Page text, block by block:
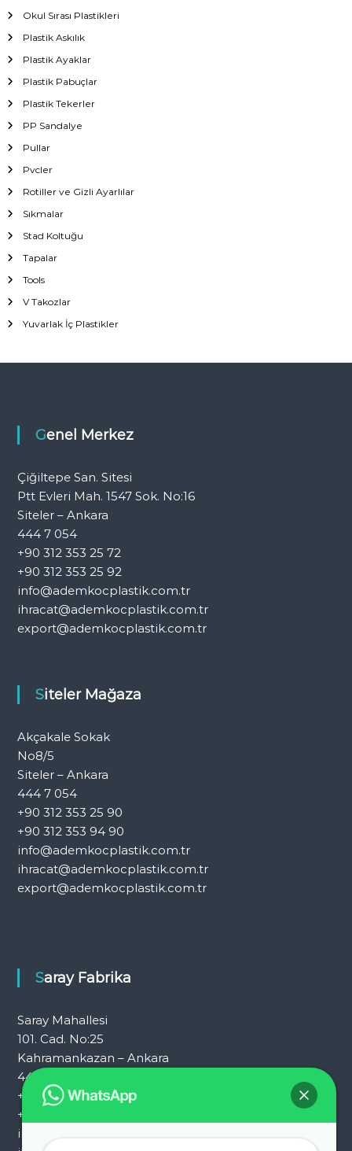
Okul Sırası Plastikleri
Plastik Askılık
Plastik Ayaklar
Plastik Pabuçlar
Plastik Tekerler
PP Sandalye
Pullar
Pvcler
Rotiller ve Gizli Ayarlılar
Sıkmalar
Stad Koltuğu
Tapalar
Tools
V Takozlar
Yuvarlak İç Plastikler
Genel Merkez
Çiğiltepe San. Sitesi
Ptt Evleri Mah. 1547 Sok. No:16
Siteler – Ankara
444 7 054
+90 312 353 25 72
+90 312 353 25 92
info@ademkocplastik.com.tr
ihracat@ademkocplastik.com.tr
export@ademkocplastik.com.tr
Siteler Mağaza
Akçakale Sokak
No8/5
Siteler – Ankara
444 7 054
+90 312 353 25 90
+90 312 353 94 90
info@ademkocplastik.com.tr
ihracat@ademkocplastik.com.tr
export@ademkocplastik.com.tr
Saray Fabrika
Saray Mahallesi
101. Cad. No:25
Kahramankazan – Ankara
444 7 054
+90 312 353 25 72
+90 312 353 25 92
info@ademkocplastik.com.tr